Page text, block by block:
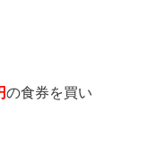
の食券を買い